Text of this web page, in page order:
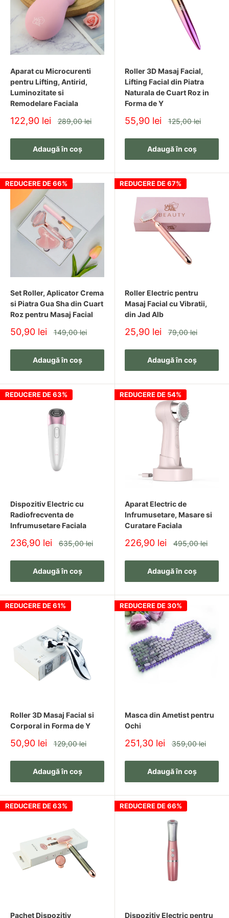
Produsele sunt concepute pentru a combina funcționalitatea
cu un aspect modern.
✔ Ideale pentru Cadou
Articolele beauty sunt o alegere inspirată pentru aniversări sau
ocazii speciale.
Întrebări Frecvente despre Beauty
Sunt produsele potrivite pentru utilizare
frecventă?
Da, majoritatea produselor sunt concepute pentru utilizare
regulată, conform instrucțiunilor producătorului.
Pot fi oferite cadou?
Da, produsele din categoria Beauty sunt ideale pentru a fi
Necesită întreținere specială?
Instrucțiunile de utilizare și întreținere sunt specificate pentru
fiecare produs în parte.
Descoperă Răsfățul Zilnic
Explorează categoria
și alege produse moderne
pentru îngrijire, confort și un plus de eleganță în rutina ta
Aparat cu Microcurenti
pentru Lifting, Antirid,
Luminozitate si
Remodelare Faciala
Pret
redus
122,90 lei Pret
289,00 lei
Adaugă în coș
Roller 3D Masaj Facial,
Lifting Facial din Piatra
Naturala de Cuart Roz in
Forma de Y
Pret
redus
55,90 lei Pret
125,00 lei
Adaugă în coș
REDUCERE DE 66%
Set Roller, Aplicator Crema
si Piatra Gua Sha din Cuart
Roz pentru Masaj Facial
Pret
redus
50,90 lei Pret
149,00 lei
Adaugă în coș
REDUCERE DE 67%
Roller Electric pentru
Masaj Facial cu Vibratii,
din Jad Alb
Pret
redus
25,90 lei Pret
79,00 lei
Adaugă în coș
REDUCERE DE 63%
Dispozitiv Electric cu
Radiofrecventa de
Infrumusetare Faciala
Pret
redus
236,90 lei Pret
635,00 lei
Adaugă în coș
REDUCERE DE 54%
Aparat Electric de
Infrumusetare, Masare si
Curatare Faciala
Pret
redus
226,90 lei Pret
495,00 lei
Adaugă în coș
REDUCERE DE 61%
Roller 3D Masaj Facial si
Corporal in Forma de Y
Pret
redus
50,90 lei Pret
129,00 lei
Adaugă în coș
REDUCERE DE 30%
Masca din Ametist pentru
Ochi
Pret
redus
251,30 lei Pret
359,00 lei
Adaugă în coș
REDUCERE DE 63%
Pachet Dispozitiv
REDUCERE DE 66%
Dispozitiv Electric pentru